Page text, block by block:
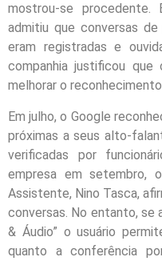
mostrou-se
admitiu que conversas
eram registradas e
companhia justificou
melhorar o
Em julho, o Google
próximas a seus alto-
verificadas por
empresa em setembro,
Assistente, Nino Tasca,
conversas. No entanto, se
& Áudio” o usuário
quanto a conferência